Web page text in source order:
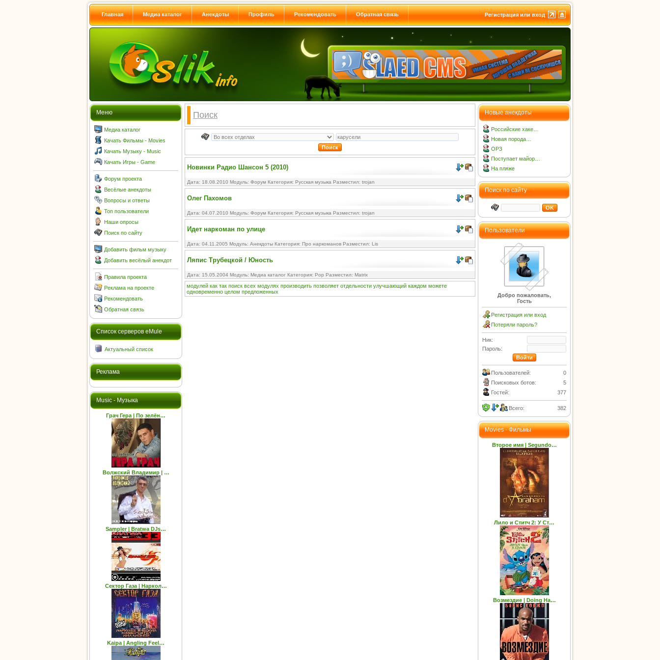
Регистрация или вход
Главная Медиа каталог Анекдоты Профиль Рекомендовать Обратная связь
Меню
Медиа каталог
Качать Фильмы - Movies
Качать Музыку - Music
Качать Игры - Game
Форум проекта
Весёлые анекдоты
Вопросы и ответы
Топ пользователи
Наши опросы
Поиск по сайту
Добавить фильм музыку
Добавить весёлый анекдот
Правила проекта
Реклама на проекте
Рекомендовать
Обратная связь
Cписок серверов eMule
Актуальный список
Реклама
Music - Музыка
Грач Гера | По зелён…
Волжский Владимир | …
Sampler | Bratwa DJs…
Сектор Газа | Наркол…
Kaipa | Angling Feel…
Поиск
Новинки Радио Шансон 5 (2010)
Дата: 18.08.2010 Модуль: Форум Категория: Русская музыка Разместил: trojan
Олег Пахомов
Дата: 04.07.2010 Модуль: Форум Категория: Русская музыка Разместил: trojan
Идет наркоман по улице
Дата: 04.11.2005 Модуль: Анекдоты Категория: Про наркоманов Разместил: Lis
Ляпис Трубецкой / Юность
Дата: 15.05.2004 Модуль: Медиа каталог Категория: Pop Разместил: Matrix
модулей как так поиск всех модулях производить позволяет отдельности улучшающий каждом можете
одновременно целом предложенных
Новые анекдоты
Российские хаке…
Новая порода…
ОРЗ
Поступает майор…
На пляже
Поиск по сайту
Пользователи
Добро пожаловать,
Гость
Регистрация или вход
Потеряли пароль?
Ник:
Пароль:
Пользователей:
0
Поисковых ботов:
5
Гостей:
377
Всего: 382
Movies - Фильмы
Второе имя | Segundo…
Лило и Ститч 2: У Ст…
Возмездие | Doing Ha…